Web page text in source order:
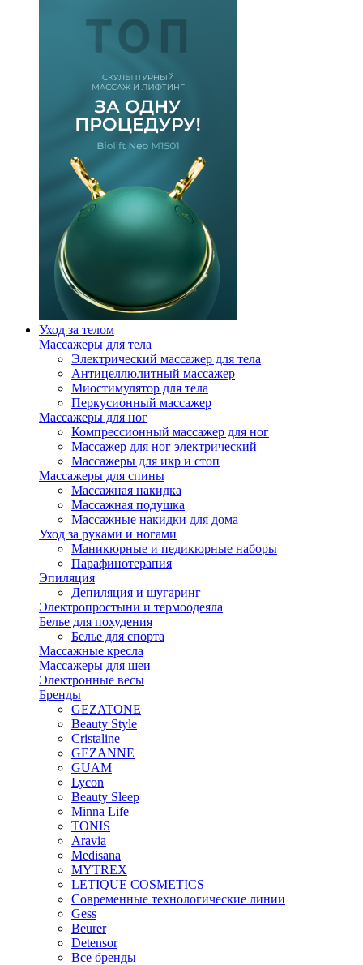
Уход за телом
Массажеры для тела
Электрический массажер для тела
Антицеллюлитный массажер
Миостимулятор для тела
Перкусионный массажер
Массажеры для ног
Компрессионный массажер для ног
Массажер для ног электрический
Массажеры для икр и стоп
Массажеры для спины
Массажная накидка
Массажная подушка
Массажные накидки для дома
Уход за руками и ногами
Маникюрные и педикюрные наборы
Парафинотерапия
Эпиляция
Депиляция и шугаринг
Электропростыни и термоодеяла
Белье для похудения
Белье для спорта
Массажные кресла
Массажеры для шеи
Электронные весы
Бренды
GEZATONE
Beauty Style
Cristaline
GEZANNE
GUAM
Lycon
Beauty Sleep
Minna Life
TONIS
Aravia
Medisana
MYTREX
LETIQUE COSMETICS
Современные технологические линии
Gess
Beurer
Detensor
Все бренды